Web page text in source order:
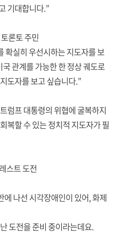
기대합니다.”
론토 주민
확실히 우선시하는 지도자를 보
관계를 가능한 한 정상 궤도로
도자를 보고 싶습니다.”
럼프 대통령의 위협에 굴복하지
복할 수 있는 정치적 지도자가 필
스트 도전
나선 시각장애인이 있어, 화제
도전을 준비 중이라는데요.